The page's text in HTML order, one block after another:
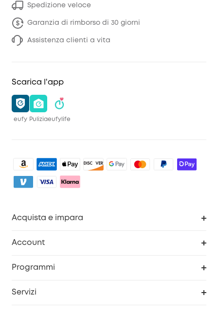
Spedizione veloce
Garanzia di rimborso di 30 giorni
Assistenza clienti a vita
Scarica l'app
eufy Puliziaeufylife
Acquista e impara
Account
Programmi
Servizi